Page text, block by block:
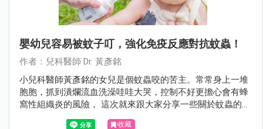
嬰幼兒容易被蚊子叮，強化免疫反應對抗蚊蟲！
作者：兒科醫師 Dr. 黃彥銘
小兒科醫師黃彥銘的女兒是個蚊蟲咬的苦主。常常身上一堆
胞胞，抓到潰爛流血洗澡哇哇大哭，控制不好更擔心會有蜂
窩性組織炎的風險， 這次就來跟大家分享一些關於蚊蟲的小
收藏